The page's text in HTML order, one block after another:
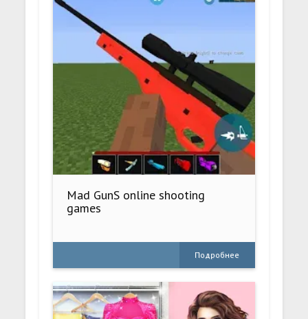
Mad GunS online shooting
games
Подробнее